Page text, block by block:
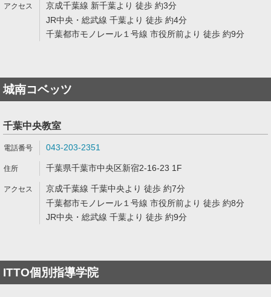
京成千葉線 新千葉より 徒歩 約3分
JR中央・総武線 千葉より 徒歩 約4分
千葉都市モノレール１号線 市役所前より 徒歩 約9分
城南コベッツ
千葉中央教室
043-203-2351
千葉県千葉市中央区新宿2-16-23 1F
京成千葉線 千葉中央より 徒歩 約7分
千葉都市モノレール１号線 市役所前より 徒歩 約8分
JR中央・総武線 千葉より 徒歩 約9分
ITTO個別指導学院